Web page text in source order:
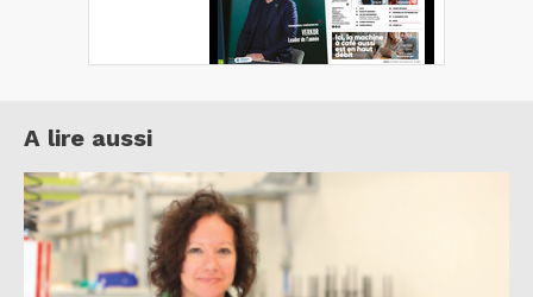
A lire aussi